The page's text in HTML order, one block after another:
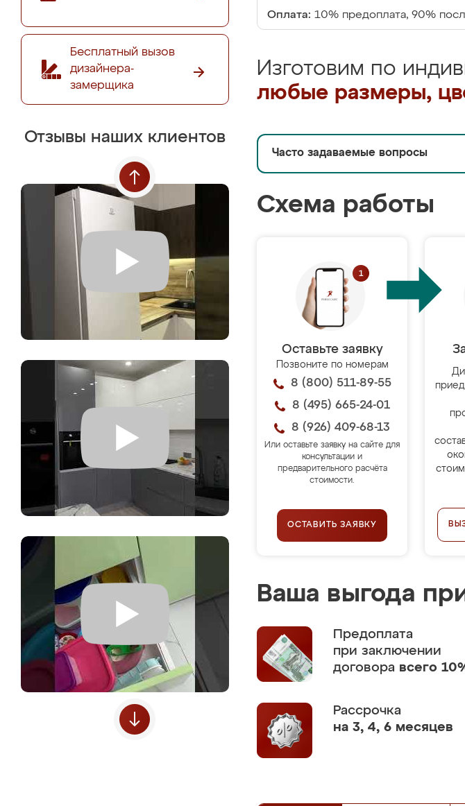
Бесплатный вызов
дизайнера-
замерщика
Отзывы наших клиентов
Оплата: 10% предоплата, 90%
Изготовим по
любые размеры,
Часто задаваемые вопросы
Схема работы
Оставьте заявку
Позвоните по номерам
8 (800) 511-89-55
8 (495) 665-24-01
8 (926) 409-68-13
Или оставьте заявку на сайте для
консультации и
предварительного расчёта
стоимости.
ОСТАВИТЬ ЗАЯВКУ
Ваша выгода
Предоплата
при заключении
договора всего
Рассрочка
на 3, 4, 6 месяцев